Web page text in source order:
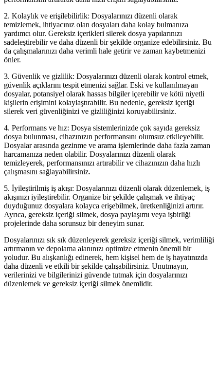
2. Kolaylık ve erişilebilirlik: Dosyalarınızı düzenli olarak
temizlemek, ihtiyacınız olan dosyaları daha kolay bulmanıza
yardımcı olur. Gereksiz içerikleri silerek dosya yapılarınızı
sadeleştirebilir ve daha düzenli bir şekilde organize edebilirsiniz. Bu
da çalışmalarınızı daha verimli hale getirir ve zaman kaybetmenizi
önler.
3. Güvenlik ve gizlilik: Dosyalarınızı düzenli olarak kontrol etmek,
güvenlik açıklarını tespit etmenizi sağlar. Eski ve kullanılmayan
dosyalar, potansiyel olarak hassas bilgiler içerebilir ve kötü niyetli
kişilerin erişimini kolaylaştırabilir. Bu nedenle, gereksiz içeriği
silerek veri güvenliğinizi ve gizliliğinizi koruyabilirsiniz.
4. Performans ve hız: Dosya sistemlerinizde çok sayıda gereksiz
dosya bulunması, cihazınızın performansını olumsuz etkileyebilir.
Dosyalar arasında gezinme ve arama işlemlerinde daha fazla zaman
harcamanıza neden olabilir. Dosyalarınızı düzenli olarak
temizleyerek, performansınızı artırabilir ve cihazınızın daha hızlı
çalışmasını sağlayabilirsiniz.
5. İyileştirilmiş iş akışı: Dosyalarınızı düzenli olarak düzenlemek, iş
akışınızı iyileştirebilir. Organize bir şekilde çalışmak ve ihtiyaç
duyduğunuz dosyalara kolayca erişebilmek, üretkenliğinizi artırır.
Ayrıca, gereksiz içeriği silmek, dosya paylaşımı veya işbirliği
projelerinde daha sorunsuz bir deneyim sunar.
Dosyalarınızı sık sık düzenleyerek gereksiz içeriği silmek, verimliliği
artırmanın ve depolama alanınızı optimize etmenin önemli bir
yoludur. Bu alışkanlığı edinerek, hem kişisel hem de iş hayatınızda
daha düzenli ve etkili bir şekilde çalışabilirsiniz. Unutmayın,
verilerinizi ve bilgilerinizi güvende tutmak için dosyalarınızı
düzenlemek ve gereksiz içeriği silmek önemlidir.